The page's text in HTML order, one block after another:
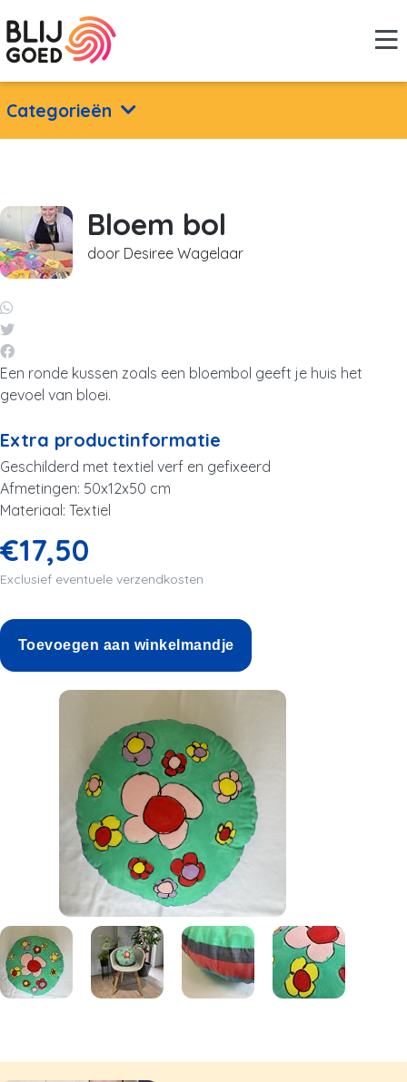
Categorieën
Bloem bol
door Desiree Wagelaar
Een ronde kussen zoals een bloembol geeft je huis het
gevoel van bloei.
Extra productinformatie
Geschilderd met textiel verf en gefixeerd
Afmetingen: 50x12x50 cm
Materiaal: Textiel
€17,50
Exclusief eventuele verzendkosten
Toevoegen aan winkelmandje